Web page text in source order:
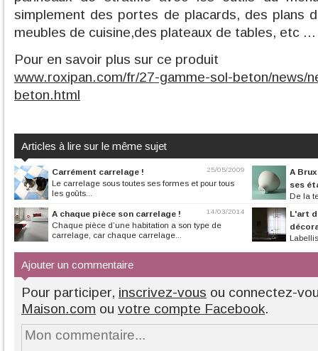
simplement des portes de placards, des plans
meubles de cuisine,des plateaux de tables, etc ...
Pour en savoir plus sur ce produit
www.roxipan.com/fr/27-gamme-sol-beton/news/
beton.html
Articles à lire sur le même sujet
25/05/2009
Carrément carrelage !
Le carrelage sous toutes ses formes et pour tous
les goûts...
A
ses
De la
exposition
14/03/2014
A chaque pièce son carrelage !
Chaque pièce d’une habitation a son type de
carrelage, car chaque carrelage...
L'art
Ajouter un commentaire
Pour participer, inscrivez-vous ou connectez-
Maison.com ou votre compte Facebook.